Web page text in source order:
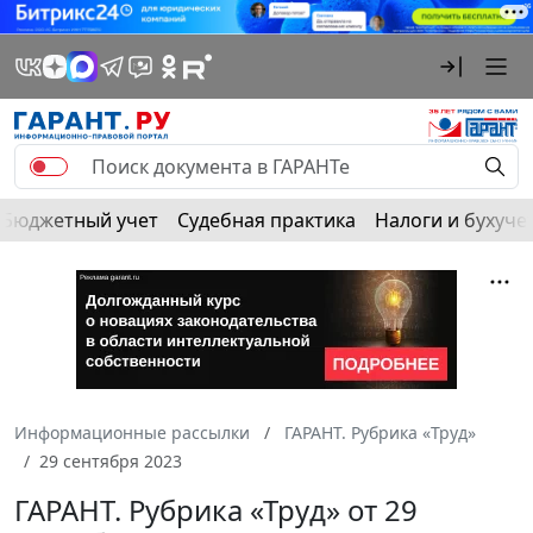
Бюджетный учет Судебная практика Налоги и
Информационные рассылки
ГАРАНТ. Рубрика «Труд»
29 сентября 2023
ГАРАНТ. Рубрика «Труд» от 29